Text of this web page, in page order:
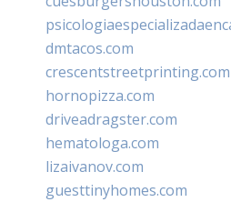
dmtacos.com
crescentstreetprinting.com
hornopizza.com
driveadragster.com
hematologa.com
lizaivanov.com
guesttinyhomes.com